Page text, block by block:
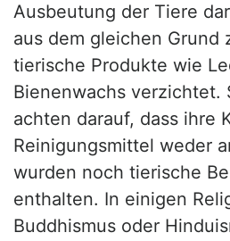
Ausbeutung der Tiere
aus dem gleichen Grund
tierische Produkte wie
Bienenwachs verzichtet.
achten darauf, dass ihre
Reinigungsmittel weder
wurden noch tierische
enthalten. In einigen
Buddhismus oder